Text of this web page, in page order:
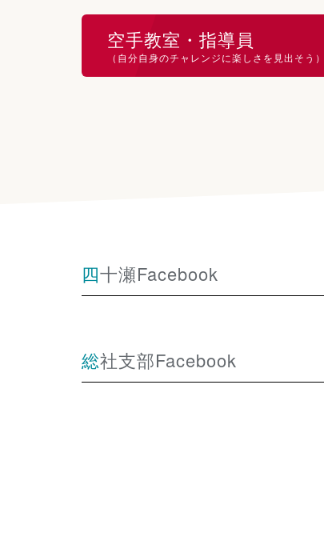
空手教室・指導員
（自分自身のチャレンジに楽しさを見出そう）
四十瀬Facebook
総社支部Facebook